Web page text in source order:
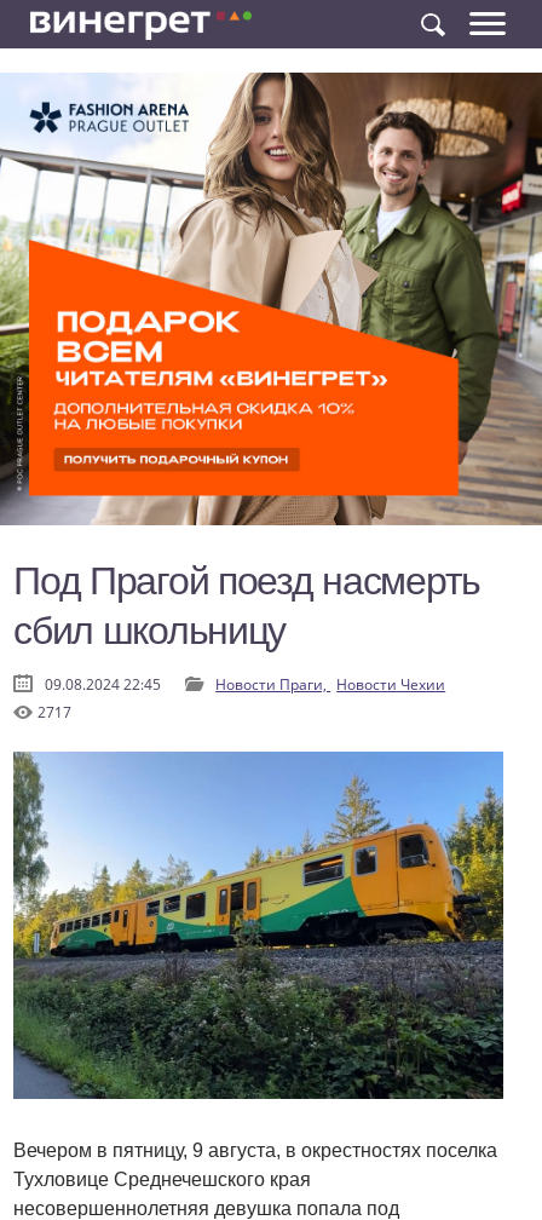
Под Прагой поезд насмерть
сбил школьницу
09.08.2024 22:45 Новости Праги, Новости Чехии
2717
Вечером в пятницу, 9 августа, в окрестностях поселка
Тухловице Среднечешского края
несовершеннолетняя девушка попала под